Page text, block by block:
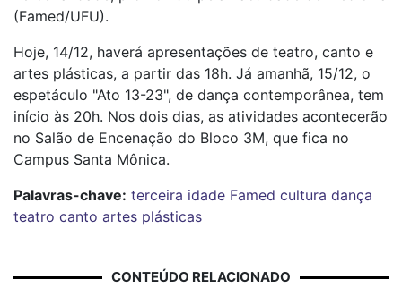
(Famed/UFU).
Hoje, 14/12, haverá apresentações de teatro, canto e
artes plásticas, a partir das 18h. Já amanhã, 15/12, o
espetáculo "Ato 13-23", de dança contemporânea, tem
início às 20h. Nos dois dias, as atividades acontecerão
no Salão de Encenação do Bloco 3M, que fica no
Campus Santa Mônica.
Palavras-chave: terceira idade Famed cultura dança
teatro canto artes plásticas
CONTEÚDO RELACIONADO